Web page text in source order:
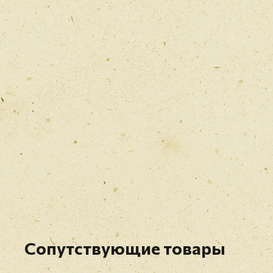
Сопутствующие товары